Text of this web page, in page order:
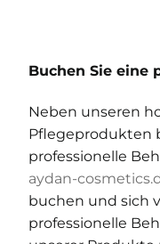
Buchen Sie eine
Neben unseren
Pflegeprodukten
professionelle
aydan-
buchen und sich
professionelle